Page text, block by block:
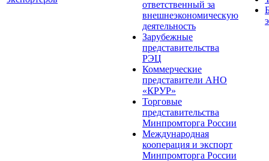
ответственный за
внешнеэкономическую
деятельность
Зарубежные
представительства
РЭЦ
Коммерческие
представители АНО
«КРУР»
Торговые
представительства
Минпромторга России
Международная
кооперация и экспорт
Минпромторга России